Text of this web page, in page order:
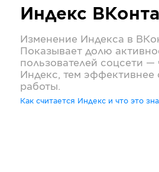
Индекс
Изменение Индекса в
Показывает долю
пользователей соцсети
Индекс, тем эффективнее
работы.
Как считается Индекс и что это